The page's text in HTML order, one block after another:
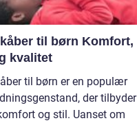
til børn Komfort,
kvalitet
til børn er en populær
der tilbyder
og stil. Uanset om